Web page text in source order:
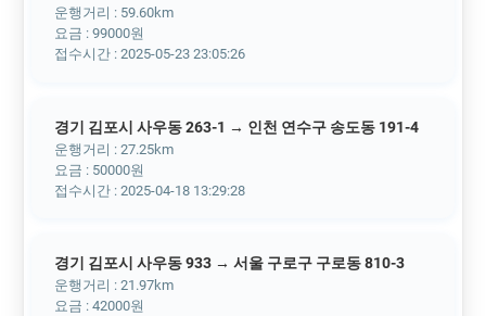
운행거리 : 59.60km
요금 : 99000원
접수시간 : 2025-05-23 23:05:26
경기 김포시 사우동 263-1 → 인천 연수구 송도동 191-4
운행거리 : 27.25km
요금 : 50000원
접수시간 : 2025-04-18 13:29:28
경기 김포시 사우동 933 → 서울 구로구 구로동 810-3
운행거리 : 21.97km
요금 : 42000원